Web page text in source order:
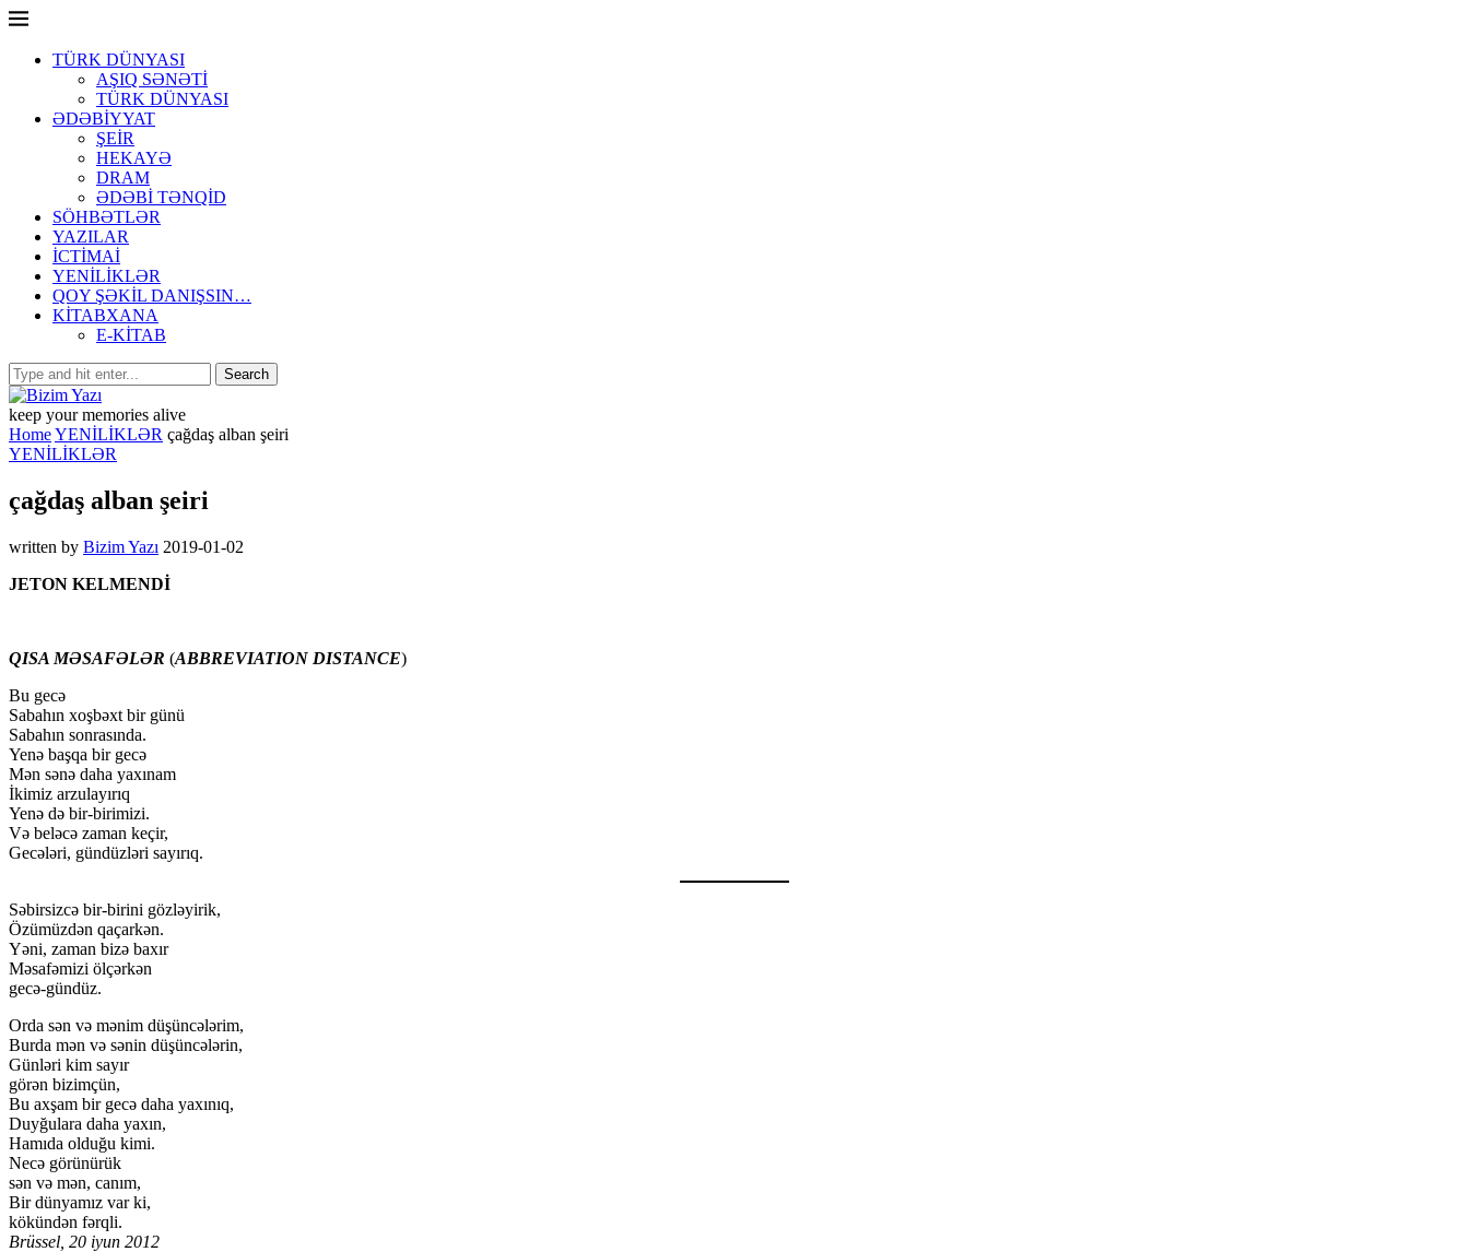
TÜRK DÜNYASI
AŞIQ SƏNƏTİ
TÜRK DÜNYASI
ƏDƏBİYYAT
ŞEİR
HEKAYƏ
DRAM
ƏDƏBİ TƏNQİD
SÖHBƏTLƏR
YAZILAR
İCTİMAİ
YENİLİKLƏR
QOY ŞƏKİL DANIŞSIN…
KİTABXANA
E-KİTAB
keep your memories alive
HomeYENİLİKLƏR çağdaş alban şeiri
YENİLİKLƏR
çağdaş alban şeiri
written by Bizim Yazı 2019-01-02
JETON KELMENDİ
QISA MƏSAFƏLƏR (ABBREVIATION DISTANCE)
Bu gecə
Sabahın xoşbəxt bir günü
Sabahın sonrasında.
Yenə başqa bir gecə
Mən sənə daha yaxınam
İkimiz arzulayırıq
Yenə də bir-birimizi.
Və beləcə zaman keçir,
Gecələri, gündüzləri sayırıq.
Səbirsizcə bir-birini gözləyirik,
Özümüzdən qaçarkən.
Yəni, zaman bizə baxır
Məsafəmizi ölçərkən
gecə-gündüz.
Orda sən və mənim düşüncələrim,
Burda mən və sənin düşüncələrin,
Günləri kim sayır
görən bizimçün,
Bu axşam bir gecə daha yaxınıq,
Duyğulara daha yaxın,
Hamıda olduğu kimi.
Necə görünürük
sən və mən, canım,
Bir dünyamız var ki,
kökündən fərqli.
Brüssel, 20 iyun 2012